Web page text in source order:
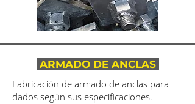
ARMADO DE ANCLAS
Fabricación de armado de anclas para
dados según sus especificaciones.